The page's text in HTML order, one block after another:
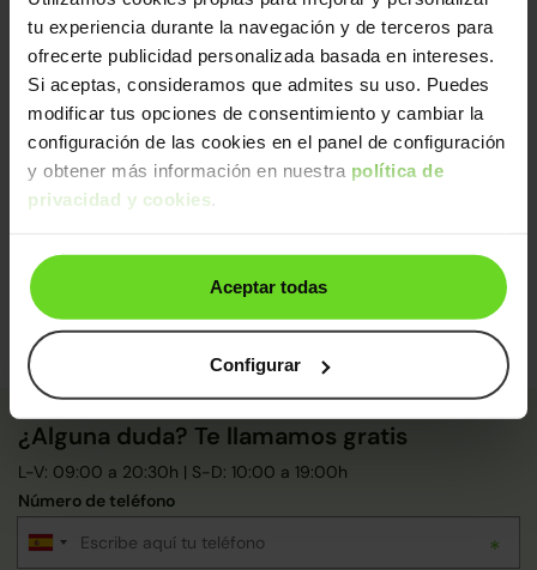
tu experiencia durante la navegación y de terceros para
ofrecerte publicidad personalizada basada en intereses.
Si aceptas, consideramos que admites su uso. Puedes
modificar tus opciones de consentimiento y cambiar la
configuración de las cookies en el panel de configuración
y obtener más información en nuestra política de
privacidad y cookies.
Aceptar todas
Configurar
Diagnosis avanzada
Mecánica impecable (con sustitución de piezas
clave)
Control final de calidad y seguridad
De un equipo de
, este coche ha sido
certificado y pasado control de calidad:
¿Alguna duda? Te llamamos gratis
L-V: 09:00 a 20:30h | S-D: 10:00 a 19:00h
Número de teléfono